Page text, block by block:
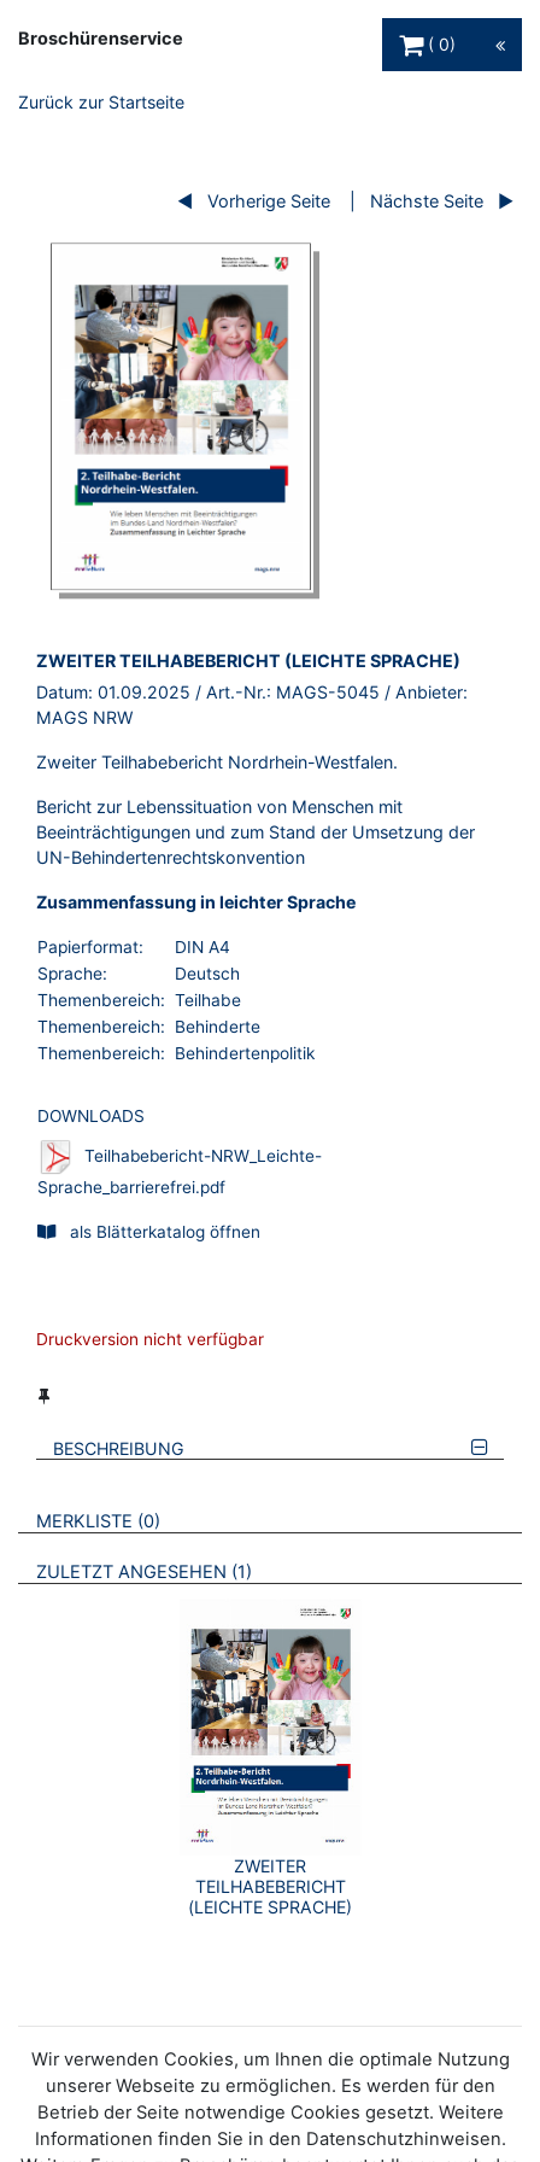
Broschürenservice
0
Zurück zur Startseite
Vorherige Seite Nächste Seite
BROSCHÜRE:
ZWEITER TEILHABEBERICHT (LEICHTE SPRACHE)
Datum: 01.09.2025 / Art.-Nr.: MAGS-5045 / Anbieter:
MAGS NRW
Zweiter Teilhabebericht Nordrhein-Westfalen.
Bericht zur Lebenssituation von Menschen mit
Beeinträchtigungen und zum Stand der Umsetzung der
UN-Behindertenrechtskonvention
Zusammenfassung in leichter Sprache
Papierformat:
DIN A4
Sprache:
Deutsch
Themenbereich: Teilhabe
Themenbereich:
Behinderte
Themenbereich:
Behindertenpolitik
DOWNLOADS
Teilhabebericht-NRW_Leichte-
Sprache_barrierefrei.pdf
als Blätterkatalog öffnen
Druckversion nicht verfügbar
BESCHREIBUNG
VERWEISE AUF VERMERKTE- ODER ZULETZT ANGESEHENE
MERKLISTE 0 BROSCHÜREN
ZULETZT ANGESEHEN 1 BROSCHÜREN
ZWEITER
TEILHABEBERICHT
(LEICHTE SPRACHE)
Wir verwenden Cookies, um Ihnen die optimale Nutzung
unserer Webseite zu ermöglichen. Es werden für den
Betrieb der Seite notwendige Cookies gesetzt. Weitere
Informationen finden Sie in den Datenschutzhinweisen.